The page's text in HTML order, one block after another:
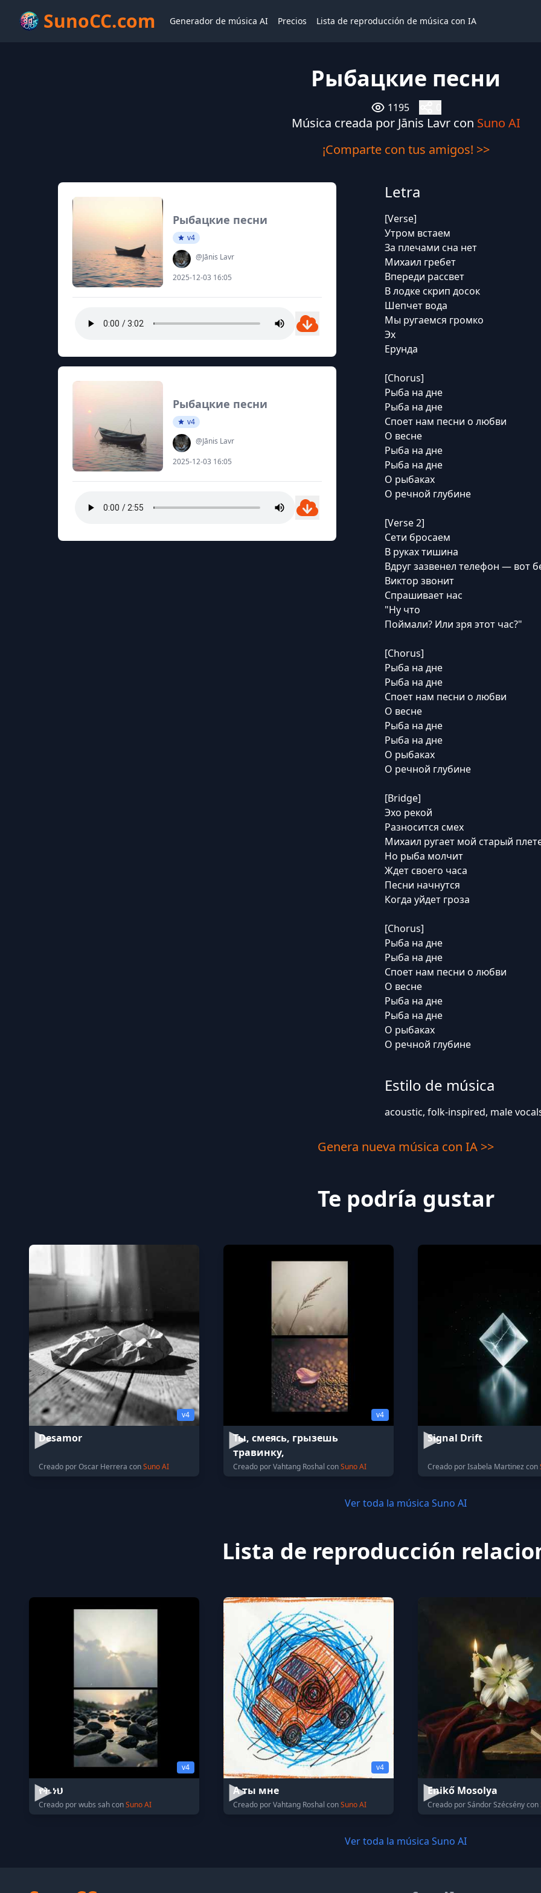
SunoCC.com Generador de música AI Precios Lista de reproducción de música con IA
Рыбацкие песни
1195
Música creada por Jānis Lavr con Suno AI
¡Comparte con tus amigos! >>
Рыбацкие песни
v4
@Jānis Lavr
2025-12-03 16:05
Рыбацкие песни
v4
@Jānis Lavr
2025-12-03 16:05
Letra
[Verse]
Утром встаем
За плечами сна нет
Михаил гребет
Впереди рассвет
В лодке скрип досок
Шепчет вода
Мы ругаемся громко
Эх
Ерунда
[Chorus]
Рыба на дне
Рыба на дне
Споет нам песни о любви
О весне
Рыба на дне
Рыба на дне
О рыбаках
О речной глубине
[Verse 2]
Сети бросаем
В руках тишина
Вдруг зазвенел телефон — вот
Виктор звонит
Спрашивает нас
"Ну что
Поймали? Или зря этот час?"
[Chorus]
Рыба на дне
Рыба на дне
Споет нам песни о любви
О весне
Рыба на дне
Рыба на дне
О рыбаках
О речной глубине
[Bridge]
Эхо рекой
Разносится смех
Михаил ругает мой старый
Но рыба молчит
Ждет своего часа
Песни начнутся
Когда уйдет гроза
[Chorus]
Рыба на дне
Рыба на дне
Споет нам песни о любви
О весне
Рыба на дне
Рыба на дне
О рыбаках
О речной глубине
Estilo de música
acoustic, folk-inspired, male
Genera nueva música con IA >>
Te podría gustar
v4
Desamor
Creado por Oscar Herrera conSuno AI
v4
Ты, смеясь, грызешь
травинку,
Creado por Vahtang Roshal conSuno AI
Signal Drift
Creado por Isabela Martinez con
Ver toda la música Suno AI
Lista de reproducción
v4
የት ነህ
Creado por wubs sah conSuno AI
v4
А ты мне
Creado por Vahtang Roshal conSuno AI
Enikő Mosolya
Creado por Sándor Szécsény con
Ver toda la música Suno AI